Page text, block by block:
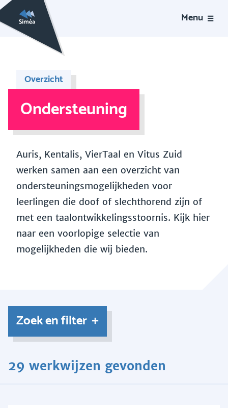
Menu
Overzicht
Ondersteuning
Auris, Kentalis, VierTaal en Vitus Zuid
werken samen aan een overzicht van
ondersteuningsmogelijkheden voor
leerlingen die doof of slechthorend zijn of
met een taalontwikkelingsstoornis. Kijk hier
naar een voorlopige selectie van
mogelijkheden die wij bieden.
Zoek en filter
29 werkwijzen gevonden